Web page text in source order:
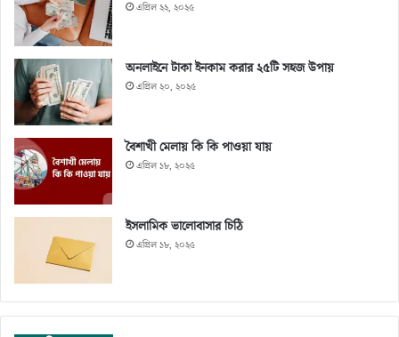
এপ্রিল ২২, ২০২৫
অনলাইনে টাকা ইনকাম করার ২৫টি সহজ উপায়
এপ্রিল ২০, ২০২৫
বৈশাখী মেলায় কি কি পাওয়া যায়
এপ্রিল ১৮, ২০২৫
ইসলামিক ভালোবাসার চিঠি
এপ্রিল ১৮, ২০২৫